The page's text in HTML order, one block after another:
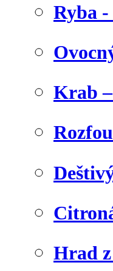
Ryba
Krab
Hrad